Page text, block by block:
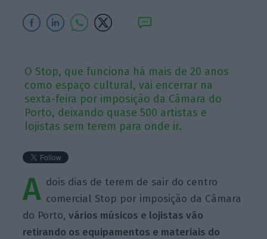
O Stop, que funciona há mais de 20 anos
como espaço cultural, vai encerrar na
sexta-feira por imposição da Câmara do
Porto, deixando quase 500 artistas e
lojistas sem terem para onde ir.
A dois dias de terem de sair do centro
comercial Stop por imposição da Câmara
do Porto,vários músicos e lojistas vão
retirando os equipamentos e materiais do